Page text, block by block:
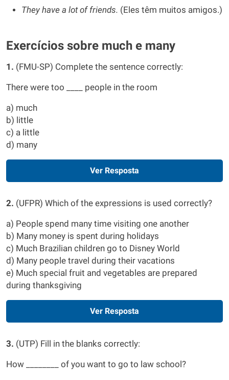
They have a lot of friends. (Eles têm muitos amigos.)
Exercícios sobre much e many
1. (FMU-SP) Complete the sentence correctly:
There were too ____ people in the room
a) much
b) little
c) a little
d) many
Ver Resposta
2. (UFPR) Which of the expressions is used correctly?
a) People spend many time visiting one another
b) Many money is spent during holidays
c) Much Brazilian children go to Disney World
d) Many people travel during their vacations
e) Much special fruit and vegetables are prepared
during thanksgiving
Ver Resposta
3. (UTP) Fill in the blanks correctly:
How ________ of you want to go to law school?